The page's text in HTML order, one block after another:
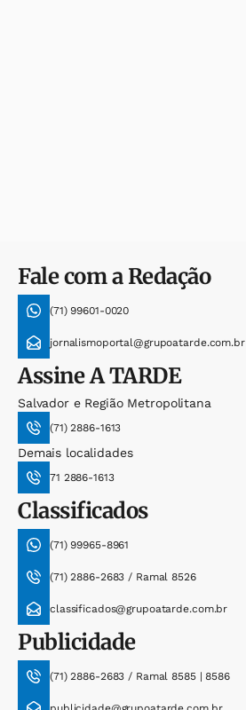
Fale com a Redação
(71) 99601-0020
jornalismoportal@grupoatarde.com.br
AssineA TARDE
Salvador e Região Metropolitana
(71) 2886-1613
Demais localidades
71 2886-1613
Classificados
(71) 99965-8961
(71) 2886-2683 / Ramal 8526
classificados@grupoatarde.com.br
Publicidade
(71) 2886-2683 / Ramal 8585 | 8586